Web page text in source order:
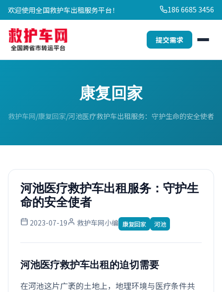
欢迎使用全国救护车出租服务平台！ 186 6685 3456
提交需求
康复回家
救护车网 康复回家 河池医疗救护车出租服务：守护生命的安全使者
河池医疗救护车出租服务：守护生
命的安全使者
2023-07-19 救护车网小编 康复回家 河池
河池医疗救护车出租的迫切需要
在河池这片广袤的土地上，地理环境与医疗条件共